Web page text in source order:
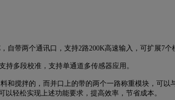
自带两个通讯口，支持2路200K高速输入，可扩展7个
持多段校准，支持单通道多传感器应用。
搅拌的，而并口上的带的两个一路称重模块，可以
以轻松实现上述功能要求，提高效率，节省成本。